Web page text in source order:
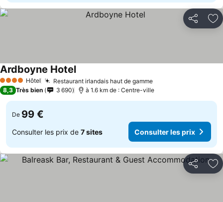
Partager
4 Étoiles Hôtel Restaurant irlandais haut de gamme
Ardboyne Hotel
8,3 Très bien 3 690 à 1.6 km de : Centre-ville
De 99 €
Consulter les prix de 7 sites Consulter les prix
Partager